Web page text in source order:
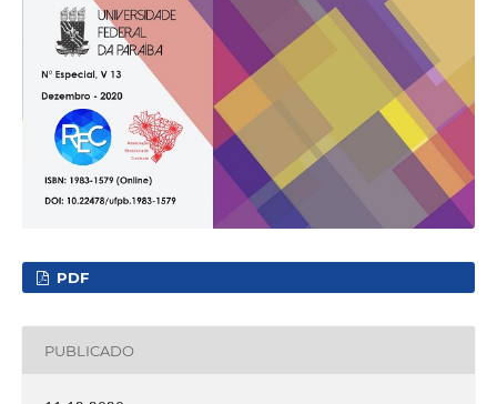
PDF
PUBLICADO